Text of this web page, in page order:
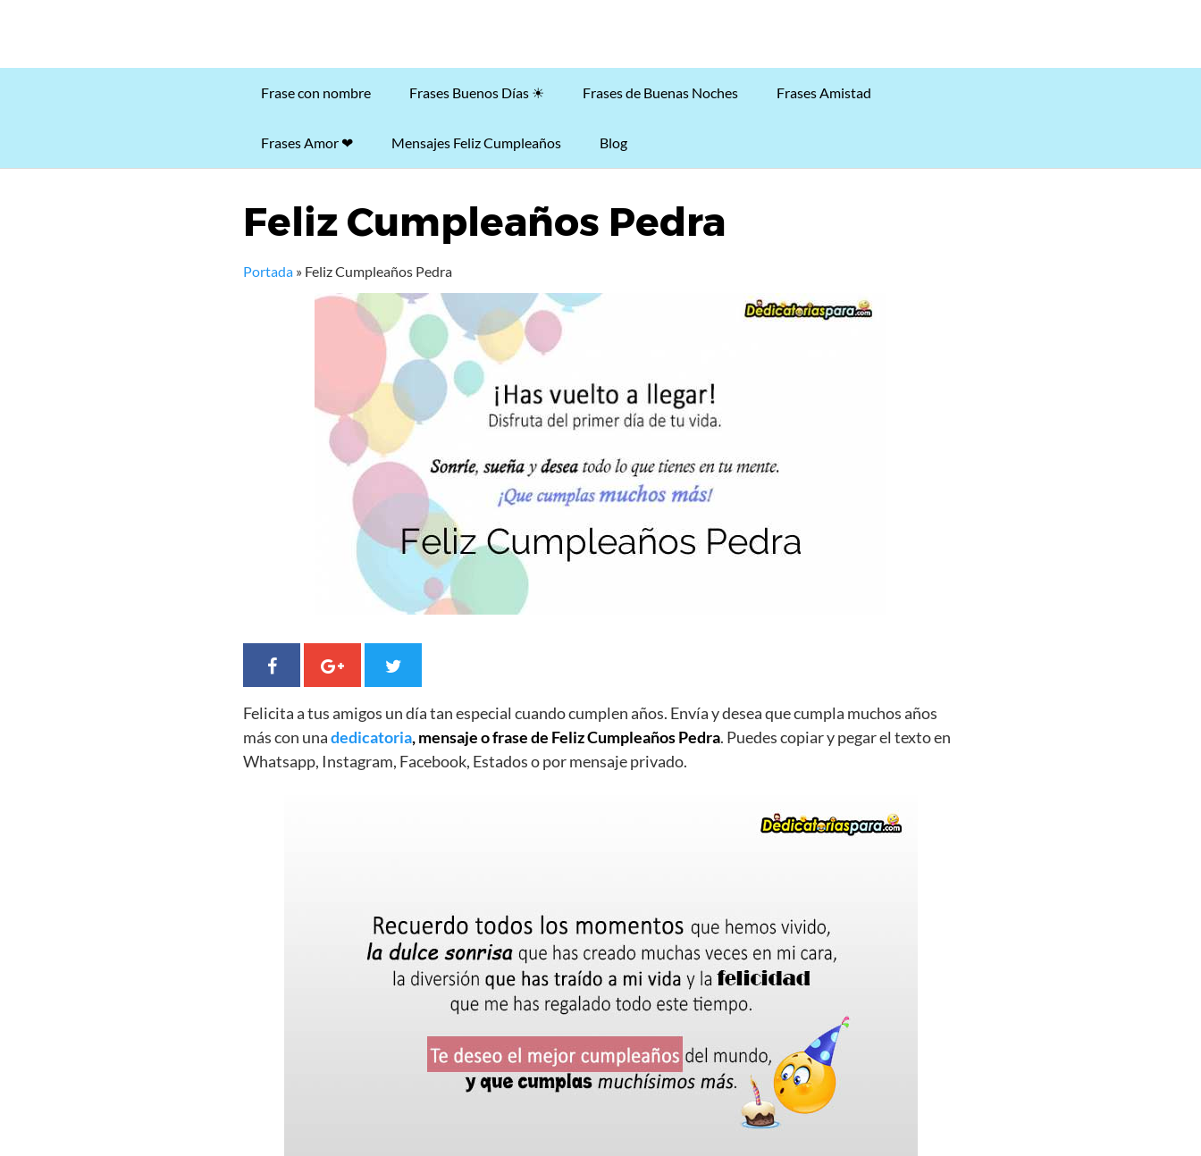
Frase con nombre Frases Buenos Días ☀ Frases de Buenas Noches Frases Amistad
Frases Amor ❤ Mensajes Feliz Cumpleaños Blog
Feliz Cumpleaños Pedra
Portada » Feliz Cumpleaños Pedra
Felicita a tus amigos un día tan especial cuando cumplen años. Envía y desea que cumpla muchos años
más con unadedicatoria, mensaje o frase de Feliz Cumpleaños Pedra. Puedes copiar y pegar el texto en
Whatsapp, Instagram, Facebook, Estados o por mensaje privado.